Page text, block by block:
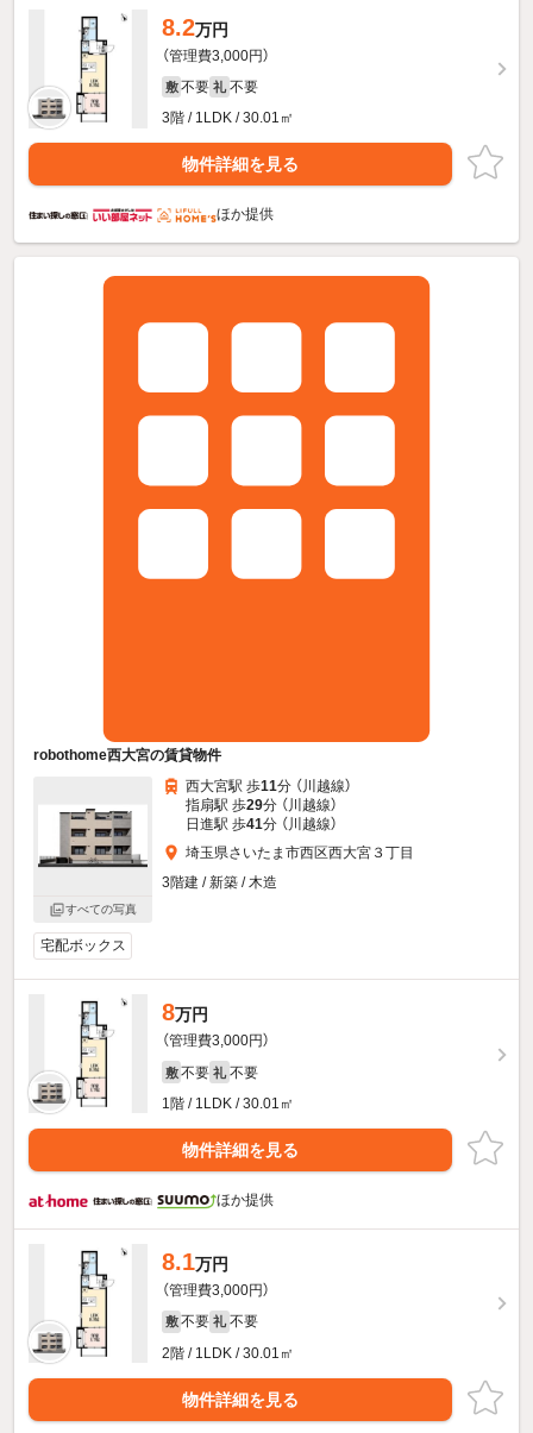
8.2万円
（管理費3,000円）
敷 不要 礼 不要
3階 / 1LDK / 30.01㎡
物件詳細を見る
ほか提供
robothome西大宮の賃貸物件
すべての写真
西大宮駅 歩11分 （川越線）
指扇駅 歩29分 （川越線）
日進駅 歩41分 （川越線）
埼玉県さいたま市西区西大宮３丁目
3階建 / 新築 / 木造
宅配ボックス
8万円
（管理費3,000円）
敷 不要 礼 不要
1階 / 1LDK / 30.01㎡
物件詳細を見る
ほか提供
8.1万円
（管理費3,000円）
敷 不要 礼 不要
2階 / 1LDK / 30.01㎡
物件詳細を見る